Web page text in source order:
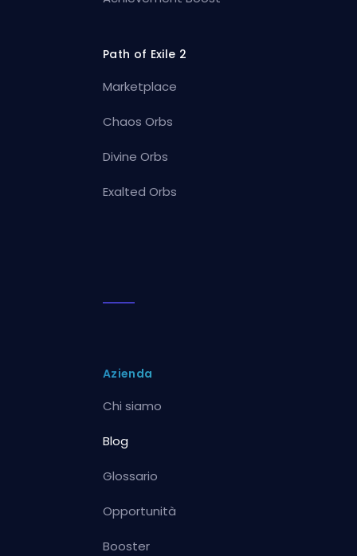
Path of Exile 2
Marketplace
Chaos Orbs
Divine Orbs
Exalted Orbs
Azienda
Chi siamo
Blog
Glossario
Opportunità
Booster